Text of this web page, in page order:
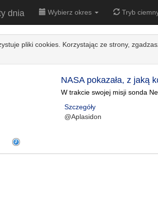
dnia Wybierz okres Tryb
pliki cookies. Korzystając ze strony,
NASA pokazała, z jaką
W trakcie swojej misji sonda
Szczegóły
@Aplasidon